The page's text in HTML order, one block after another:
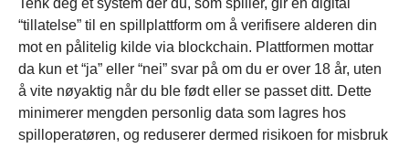
Tenk deg et system der du, som spiller, gir en digital
“tillatelse” til en spillplattform om å verifisere alderen din
mot en pålitelig kilde via blockchain. Plattformen mottar
da kun et “ja” eller “nei” svar på om du er over 18 år, uten
å vite nøyaktig når du ble født eller se passet ditt. Dette
minimerer mengden personlig data som lagres hos
spilloperatøren, og reduserer dermed risikoen for misbruk